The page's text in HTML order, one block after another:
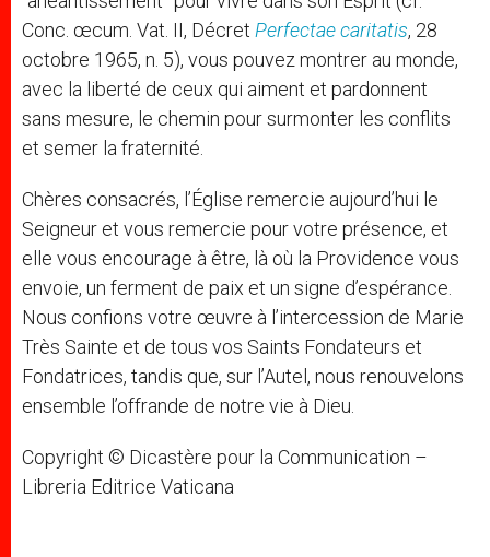
Conc. œcum. Vat. II, Décret Perfectae caritatis, 28
octobre 1965, n. 5), vous pouvez montrer au monde,
avec la liberté de ceux qui aiment et pardonnent
sans mesure, le chemin pour surmonter les conflits
et semer la fraternité.
Chères consacrés, l’Église remercie aujourd’hui le
Seigneur et vous remercie pour votre présence, et
elle vous encourage à être, là où la Providence vous
envoie, un ferment de paix et un signe d’espérance.
Nous confions votre œuvre à l’intercession de Marie
Très Sainte et de tous vos Saints Fondateurs et
Fondatrices, tandis que, sur l’Autel, nous renouvelons
ensemble l’offrande de notre vie à Dieu.
Copyright © Dicastère pour la Communication –
Libreria Editrice Vaticana